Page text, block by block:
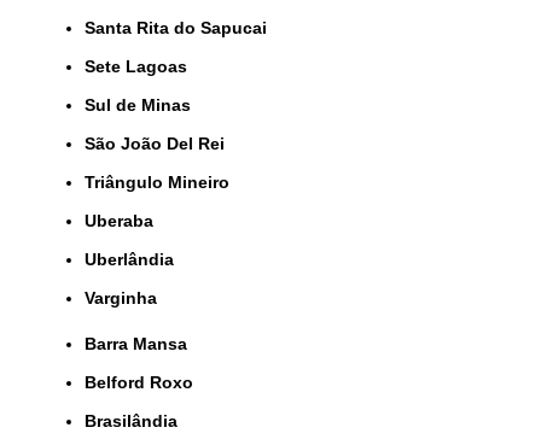
Santa Rita do Sapucai
Sete Lagoas
Sul de Minas
São João Del Rei
Triângulo Mineiro
Uberaba
Uberlândia
Varginha
Barra Mansa
Belford Roxo
Brasilândia